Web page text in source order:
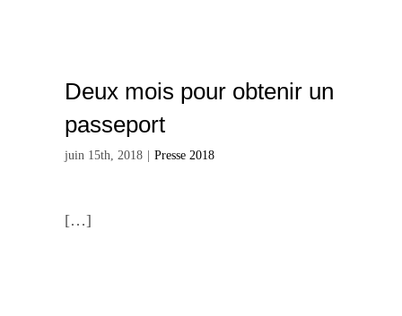
Deux mois pour obtenir un
passeport
juin 15th, 2018 | Presse 2018
[…]